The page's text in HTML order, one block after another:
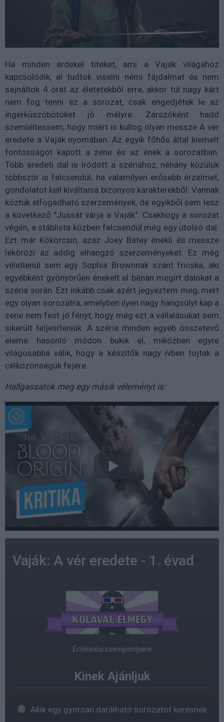
Ha minden érdekel titeket, ami a Vaják világához
kapcsolódik, el tudtok viselni némi fájdalmat és nem
sajnáltok 4 órát az életetekből erre, akkor túl nagy kárt
nem fog tenni ez a sorozat, csak engedjétek le az
ingerküszöbötöket jó mélyre. Zárszóként hadd
szemléltessem, hogy miért is kullog olyan messze A vér
eredete a Vaják nyomában. Az egyik főhős által kiemelt
fontosságot kapott a zene és az ének a sorozatban.
Több eredeti dal is íródott a szériához, néhány közülük
többször is felcsendül, ha valamilyen erősebb érzelmet,
gondolatot kell kiváltania bizonyos karakterekből. Vannak
köztük elfogadható szerzemények, de egyikből sem lesz
a következő "Jussát várja a Vaják". Csakhogy a sorozat
végén, a stáblista közben felcsendül még egy utolsó dal.
Ezt már Kökörcsin, azaz Joey Batey énekli és messze
lekörözi az addig elhangzó szerzeményeket. Ez még
véletlenül sem egy Sophia Brownnak szánt fricska, aki
egyébként gyönyörűen énekelt el bénán megírt dalokat a
széria során. Ezt inkább csak azért jegyeztem meg, mert
egy olyan sorozatra, amelyben ilyen nagy hangsúlyt kap a
zene nem fest jó fényt, hogy még ezt a vállalásukat sem
sikerült teljesíteniük. A széria minden egyéb összetevő
eleme hasonló módon bukik el, miközben egyre
világosabbá válik, hogy a készítők nagy ívben tojtak a
célközönségük fejére.
Hallgassatok meg egy másik véleményt is:
Vaják: A vér eredete - 1. évad
Értékelési szempontjaink
Kinek Ajánljuk
Akik egy gyorsan darálható sorozatot keresnek